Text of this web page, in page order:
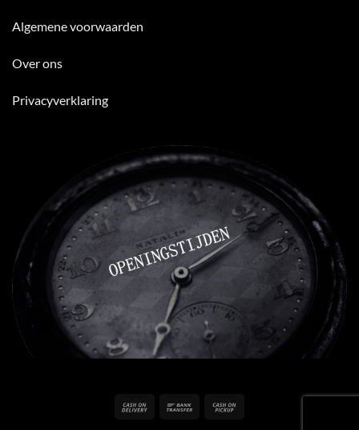
Algemene voorwaarden
Over ons
Privacyverklaring
Cash
Bank